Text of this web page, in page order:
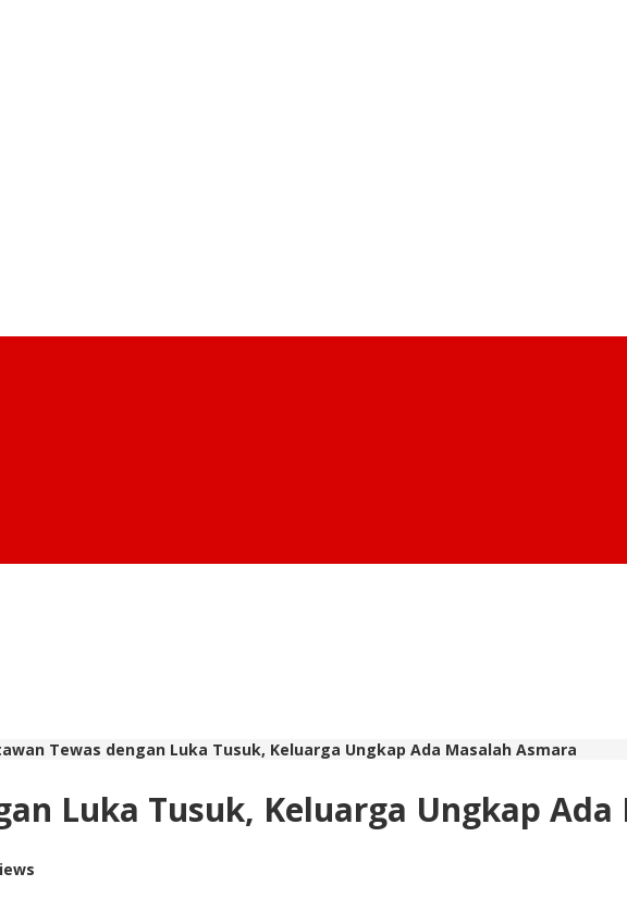
Tewas dengan Luka Tusuk, Keluarga Ungkap Ada Masalah Asmara
Luka Tusuk, Keluarga Ungkap Ada